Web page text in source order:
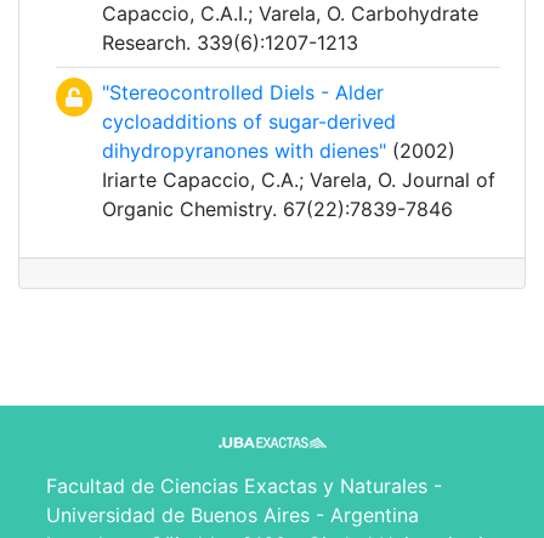
Capaccio, C.A.I.; Varela, O. Carbohydrate
Research. 339(6):1207-1213
"Stereocontrolled Diels - Alder
cycloadditions of sugar-derived
dihydropyranones with dienes" (2002)
Iriarte Capaccio, C.A.; Varela, O. Journal of
Organic Chemistry. 67(22):7839-7846
Facultad de Ciencias Exactas y Naturales -
Universidad de Buenos Aires - Argentina